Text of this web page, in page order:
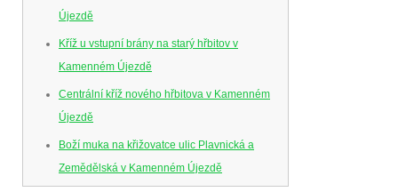
Újezdě
Kříž u vstupní brány na starý hřbitov v
Kamenném Újezdě
Centrální kříž nového hřbitova v Kamenném
Újezdě
Boží muka na křižovatce ulic Plavnická a
Zemědělská v Kamenném Újezdě